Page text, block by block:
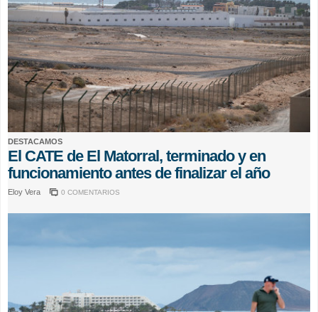
DESTACAMOS
El CATE de El Matorral, terminado y en
funcionamiento antes de finalizar el año
Eloy Vera 0 COMENTARIOS